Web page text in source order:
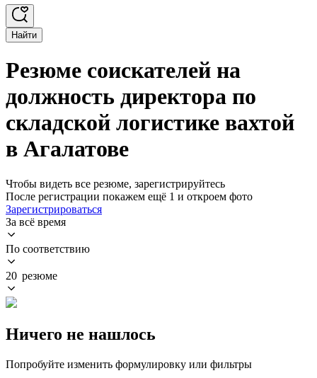
Найти
Резюме соискателей на
должность директора по
складской логистике вахтой
в Агалатове
Чтобы видеть все резюме, зарегистрируйтесь
После регистрации покажем ещё 1 и откроем фото
Зарегистрироваться
За всё время
По соответствию
20 резюме
Ничего не нашлось
Попробуйте изменить формулировку или фильтры